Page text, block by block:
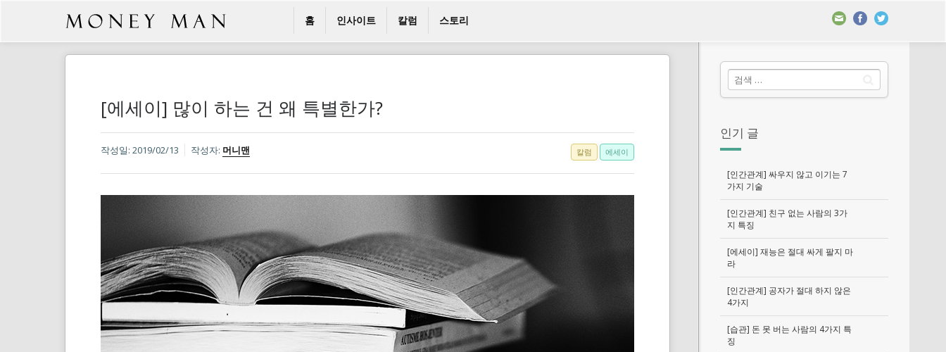
홈 인사이트 칼럼 스토리
인기 글
[인간관계] 싸우지 않고 이기는 7
가지 기술
[인간관계] 친구 없는 사람의 3가
지 특징
[에세이] 재능은 절대 싸게 팔지 마
라
[인간관계] 공자가 절대 하지 않은
4가지
[습관] 돈 못 버는 사람의 4가지 특
징
[에세이] 많이 하는 건 왜 특별한가?
작성일: 2019/02/13 작성자: 머니맨 에세이
칼럼